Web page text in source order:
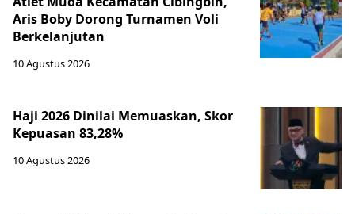
Aris Boby Dorong Turnamen Voli
Berkelanjutan
10 Agustus 2026
Haji 2026 Dinilai Memuaskan, Skor
Kepuasan 83,28%
10 Agustus 2026